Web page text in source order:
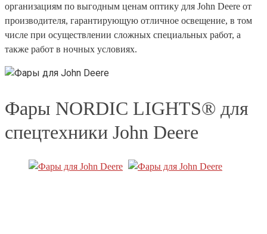
организациям по выгодным ценам оптику для John Deere от
производителя, гарантирующую отличное освещение, в том
числе при осуществлении сложных специальных работ, а
также работ в ночных условиях.
Фары NORDIC LIGHTS® для
спецтехники John Deere